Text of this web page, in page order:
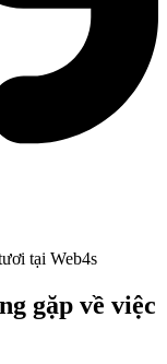
tại Web4s
gặp về việc